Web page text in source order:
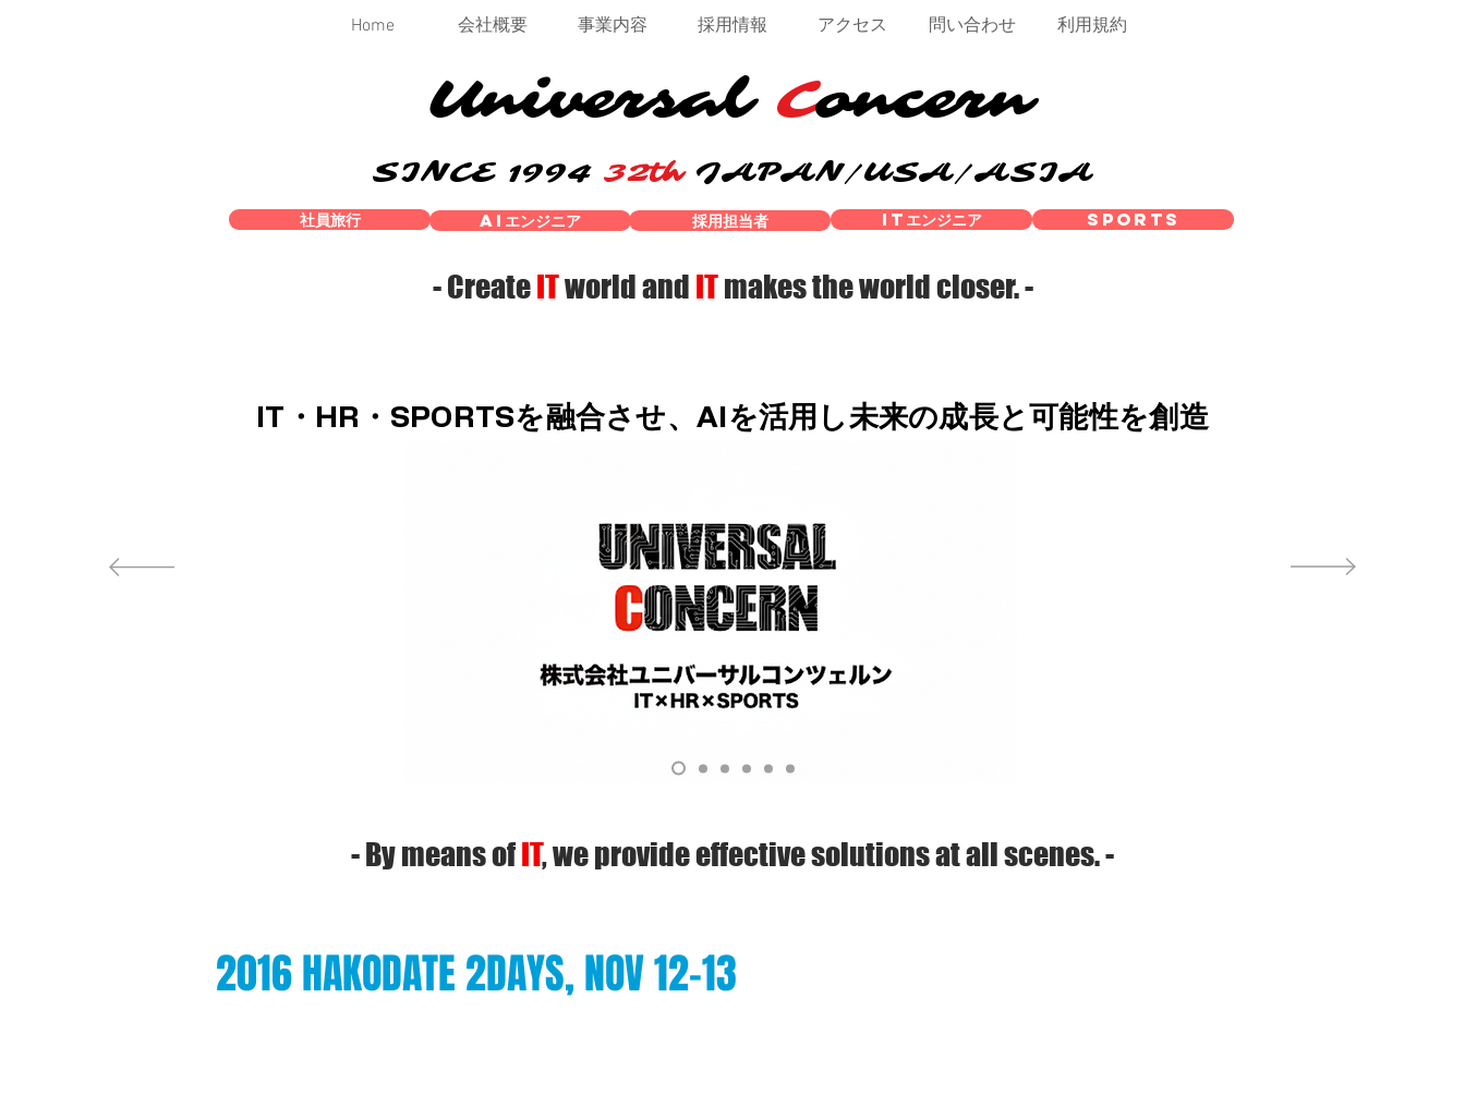
Home 会社概要 事業内容 採用情報 アクセス 問い合わせ 利用規約
UniversalConcern
SINCE 199432th JAPAN/USA/ASIA
社員旅行 採用担当者
AIエンジニア ITエンジニア SPORTS
- CreateITworld and ITmakesthe worldcloser. -
2016 HAKODATE 2DAYS, NOV 12-13
- Bymeans ofIT, weprovide effective solutionsat all scenes. -
IT・HR・SPORTSを融合させ、AIを活用し未来の成長と可能性を創造